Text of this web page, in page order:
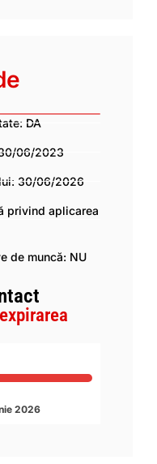
DA
06/2023
30/06/2026
privind aplicarea
de muncă: NU
2026